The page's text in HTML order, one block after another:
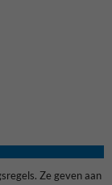
Ze geven aan